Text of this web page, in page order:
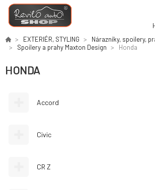
EXTERIÉR, STYLING
Nárazníky, spoilery,
Spoilery a prahy Maxton Design
Honda
HONDA
Accord
Civic
CR Z